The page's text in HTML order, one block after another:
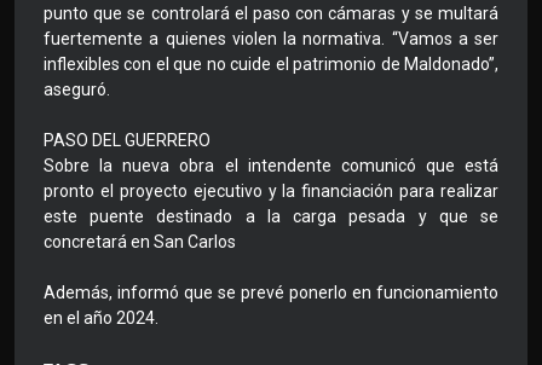
punto que se controlará el paso con cámaras y se multará
fuertemente a quienes violen la normativa. “Vamos a ser
inflexibles con el que no cuide el patrimonio de Maldonado”,
aseguró.
PASO DEL GUERRERO
Sobre la nueva obra el intendente comunicó que está
pronto el proyecto ejecutivo y la financiación para realizar
este puente destinado a la carga pesada y que se
concretará en San Carlos
Además, informó que se prevé ponerlo en funcionamiento
en el año 2024.